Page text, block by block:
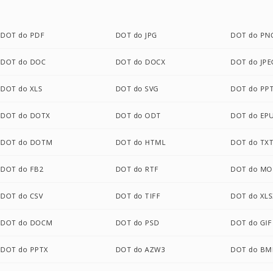
DOT do PDF DOT do JPG DOT do
DOT do DOC DOT do DOCX DOT do
DOT do XLS DOT do SVG DOT do
DOT do DOTX DOT do ODT DOT do
DOT do DOTM DOT do HTML DOT do
DOT do FB2 DOT do RTF DOT do
DOT do CSV DOT do TIFF DOT do
DOT do DOCM DOT do PSD DOT do GIF
DOT do PPTX DOT do AZW3 DOT do